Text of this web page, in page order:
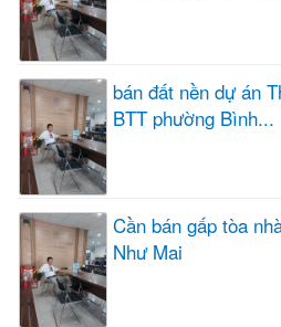
bán đất nền dự án
BTT phường Bình...
Cần bán gấp tòa
Như Mai